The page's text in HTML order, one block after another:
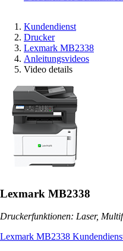
Kundendienst
Drucker
Lexmark MB2338
Anleitungsvideos
Video details
Lexmark MB2338
Druckerfunktionen: Laser,
Lexmark MB2338